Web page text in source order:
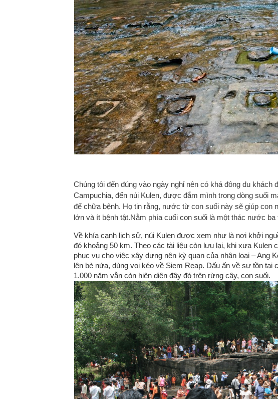
Chúng tôi đến đúng vào ngày nghỉ nên có khá đông du
Campuchia, đến núi Kulen, được đắm mình trong dòng suối
để chữa bệnh. Họ tin rằng, nước từ con suối này sẽ giúp con
lớn và ít bệnh tật.Nằm phía cuối con suối là một thác nước
Về khía cạnh lịch sử, núi Kulen được xem như là nơi khởi
đó khoảng 50 km. Theo các tài liệu còn lưu lại, khi xưa Kulen
phục vụ cho việc xây dựng nên kỳ quan của nhân loại –
lên bè nứa, dùng voi kéo về Siem Reap. Dấu ấn về sự tồn
1.000 năm vẫn còn hiện diện đây đó trên rừng cây, con suối.